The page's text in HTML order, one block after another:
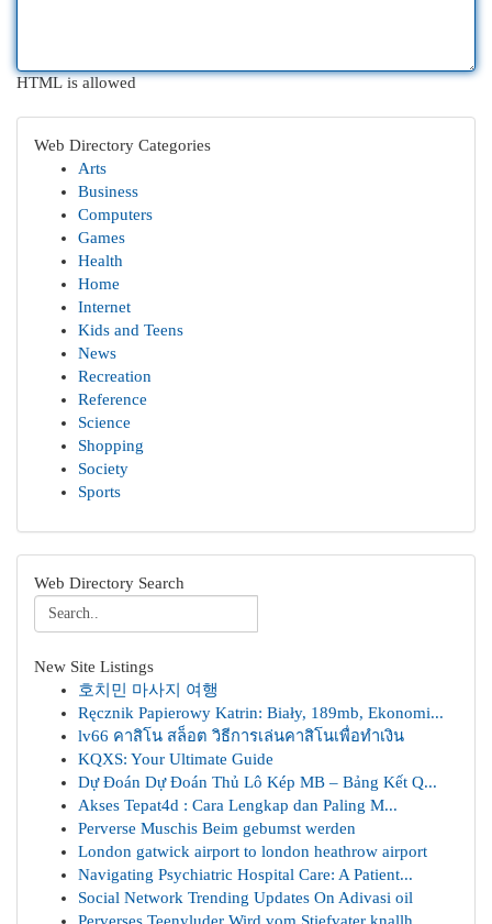
HTML is allowed
Web Directory Categories
Arts
Business
Computers
Games
Health
Home
Internet
Kids and Teens
News
Recreation
Reference
Science
Shopping
Society
Sports
Web Directory Search
New Site Listings
호치민 마사지 여행
Ręcznik Papierowy Katrin: Biały, 189mb, Ekonomi...
lv66 คาสิโน สล็อต วิธีการเล่นคาสิโนเพื่อทำเงิน
KQXS: Your Ultimate Guide
Dự Đoán Dự Đoán Thủ Lô Kép MB – Bảng Kết Q...
Akses Tepat4d : Cara Lengkap dan Paling M...
Perverse Muschis Beim gebumst werden
London gatwick airport to london heathrow airport
Navigating Psychiatric Hospital Care: A Patient...
Social Network Trending Updates On Adivasi oil